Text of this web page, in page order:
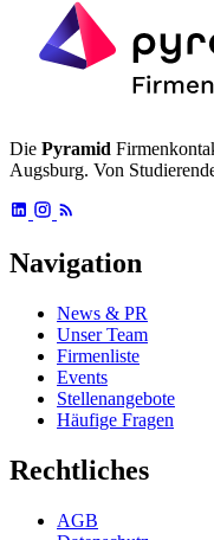
Die Pyramid
Augsburg. Von
Navigation
News & PR
Unser Team
Firmenliste
Events
Stellenangebote
Häufige Fragen
Rechtliches
AGB